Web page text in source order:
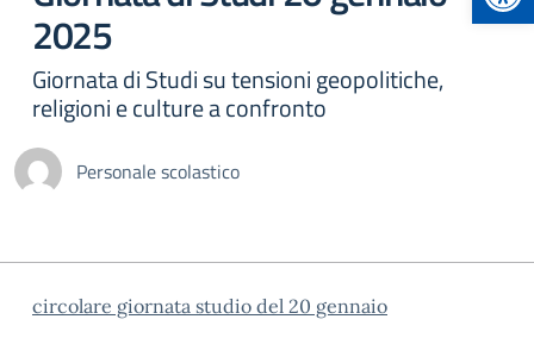
2025
Giornata di Studi su tensioni geopolitiche,
religioni e culture a confronto
Personale scolastico
circolare giornata studio del 20 gennaio